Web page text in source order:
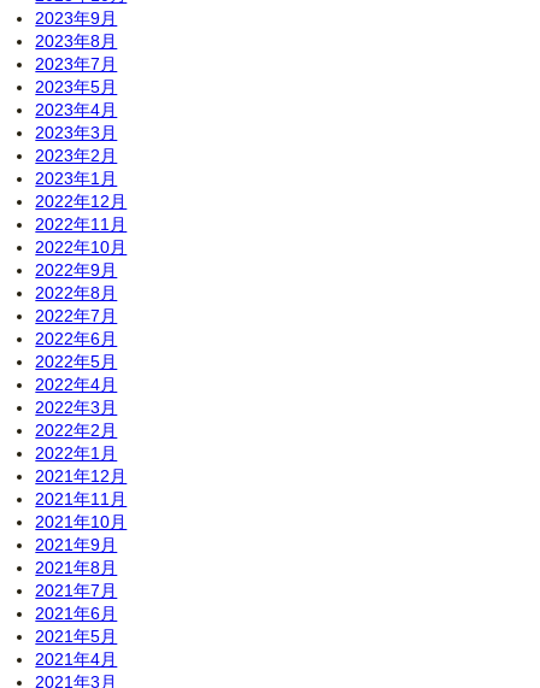
2023年9月
2023年8月
2023年7月
2023年5月
2023年4月
2023年3月
2023年2月
2023年1月
2022年12月
2022年11月
2022年10月
2022年9月
2022年8月
2022年7月
2022年6月
2022年5月
2022年4月
2022年3月
2022年2月
2022年1月
2021年12月
2021年11月
2021年10月
2021年9月
2021年8月
2021年7月
2021年6月
2021年5月
2021年4月
2021年3月